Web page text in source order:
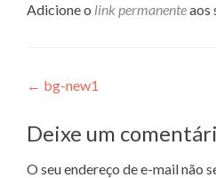
Adicione o link permanenteaos
Navegação
de
Post
← bg-new1
Deixe um
O seu endereço de e-mail não